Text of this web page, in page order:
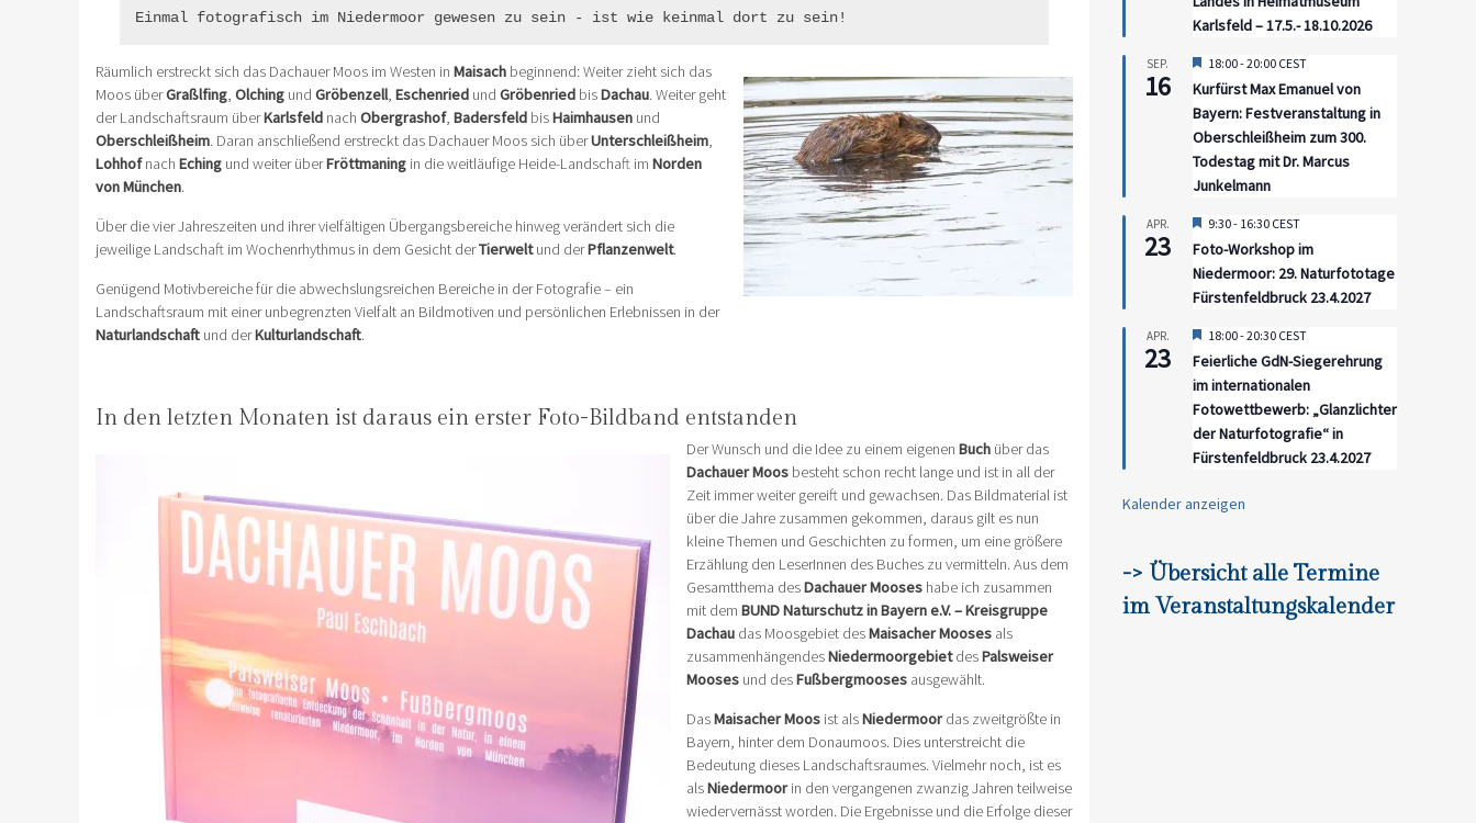
Einmal fotografisch im Niedermoor gewesen zu sein - ist wie keinmal dort zu sein!
Räumlich erstreckt sich das Dachauer Moos im Westen in Maisach beginnend: Weiter zieht sich das
Moos überGraßlfing, Olching und Gröbenzell, Eschenried und Gröbenried bisDachau. Weiter geht
der Landschaftsraum überKarlsfeld nach Obergrashof, Badersfeld bisHaimhausen und
Oberschleißheim. Daran anschließend erstreckt das Dachauer Moos sich überUnterschleißheim,
Lohhofnach Eching und weiter überFröttmaning in die weitläufige Heide-Landschaft im Norden
von München.
Über die vier Jahreszeiten und ihrer vielfältigen Übergangsbereiche hinweg verändert sich die
jeweilige Landschaft im Wochenrhythmus in dem Gesicht derTierweltund derPflanzenwelt.
Genügend Motivbereiche für die abwechslungsreichen Bereiche in der Fotografie – ein
Landschaftsraum mit einer unbegrenzten Vielfalt an Bildmotiven und persönlichen Erlebnissen in der
Naturlandschaft und derKulturlandschaft.
In den letzten Monaten ist daraus ein erster Foto-Bildband entstanden
Der Wunsch und die Idee zu einem eigenen Buch über das
Dachauer Moos besteht schon recht lange und ist in all der
Zeit immer weiter gereift und gewachsen. Das Bildmaterial ist
über die Jahre zusammen gekommen, daraus gilt es nun
kleine Themen und Geschichten zu formen, um eine größere
Erzählung den LeserInnen des Buches zu vermitteln. Aus dem
Gesamtthema desDachauer Mooses habe ich zusammen
mit dem BUND Naturschutz in Bayern e.V. – Kreisgruppe
Dachau das Moosgebiet desMaisacher Mooses als
zusammenhängendesNiedermoorgebietdesPalsweiser
Mooses und desFußbergmooses ausgewählt.
DasMaisacher Moos ist alsNiedermoordas zweitgrößte in
Bayern, hinter dem Donaumoos. Dies unterstreicht die
Bedeutung dieses Landschaftsraumes. Vielmehr noch, ist es
alsNiedermoorin den vergangenen zwanzig Jahren teilweise
wiedervernässt worden. Die Ergebnisse und die Erfolge dieser
Karlsfeld – 17.5.- 18.10.2026
SEP.
16
Hervorgehoben
18:00-20:00 CEST
Kurfürst Max Emanuel von
Bayern: Festveranstaltung in
Oberschleißheim zum 300.
Todestag mit Dr. Marcus
Junkelmann
APR.
23
Hervorgehoben
9:30- 16:30 CEST
Foto-Workshop im
Niedermoor: 29. Naturfototage
Fürstenfeldbruck 23.4.2027
APR.
23
Hervorgehoben
18:00-20:30 CEST
Feierliche GdN-Siegerehrung
im internationalen
Fotowettbewerb: „Glanzlichter
der Naturfotografie“ in
Fürstenfeldbruck 23.4.2027
Kalender anzeigen
-> Übersicht alle Termine
im Veranstaltungskalender